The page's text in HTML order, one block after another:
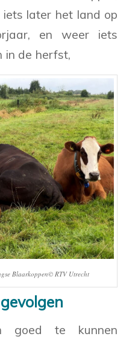
later het land op
en weer iets
in de herfst,
Blaarkoppen© RTV Utrecht
goed te kunnen